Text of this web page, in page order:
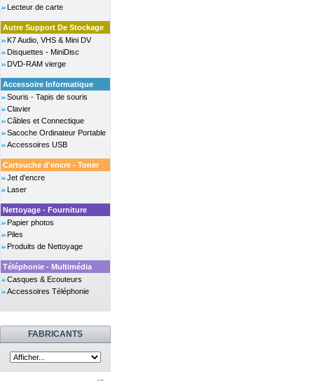
Lecteur de carte
Autre Support De Stockage
K7 Audio, VHS & Mini DV
Disquettes - MiniDisc
DVD-RAM vierge
Accessoire Informatique
Souris - Tapis de souris
Clavier
Câbles et Connectique
Sacoche Ordinateur Portable
Accessoires USB
Cartouche d'encre - Toner
Jet d'encre
Laser
Nettoyage - Fourniture
Papier photos
Piles
Produits de Nettoyage
Téléphonie - Multimédia
Casques & Ecouteurs
Accessoires Téléphonie
FABRICANTS